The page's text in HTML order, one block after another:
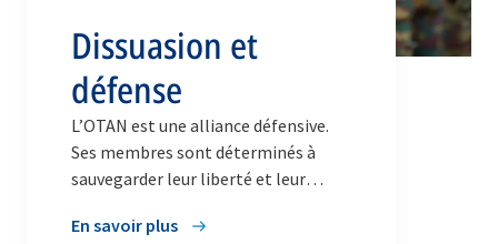
Dissuasion et
défense
L’OTAN est une alliance défensive.
Ses membres sont déterminés à
sauvegarder leur liberté et leur
menaces, d’où qu’elles viennent. Vu
En savoir plus